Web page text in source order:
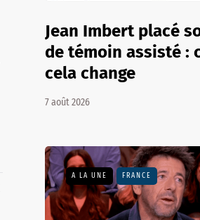
Jean Imbert placé
de témoin assisté :
cela change
7 août 2026
A LA UNE FRANCE